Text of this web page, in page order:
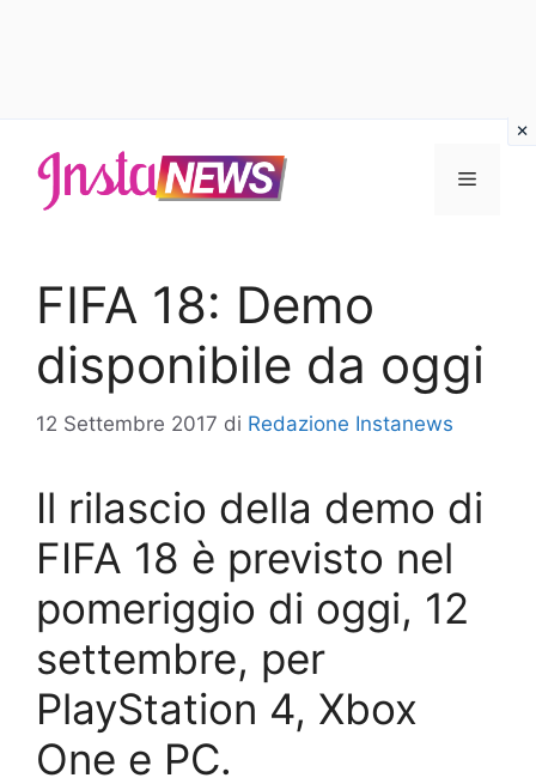
contenuto
Menu
FIFA 18: Demo
disponibile da oggi
12 Settembre 2017 di Redazione Instanews
Il rilascio della demo di
FIFA 18 è previsto nel
pomeriggio di oggi, 12
settembre, per
PlayStation 4, Xbox
One e PC.